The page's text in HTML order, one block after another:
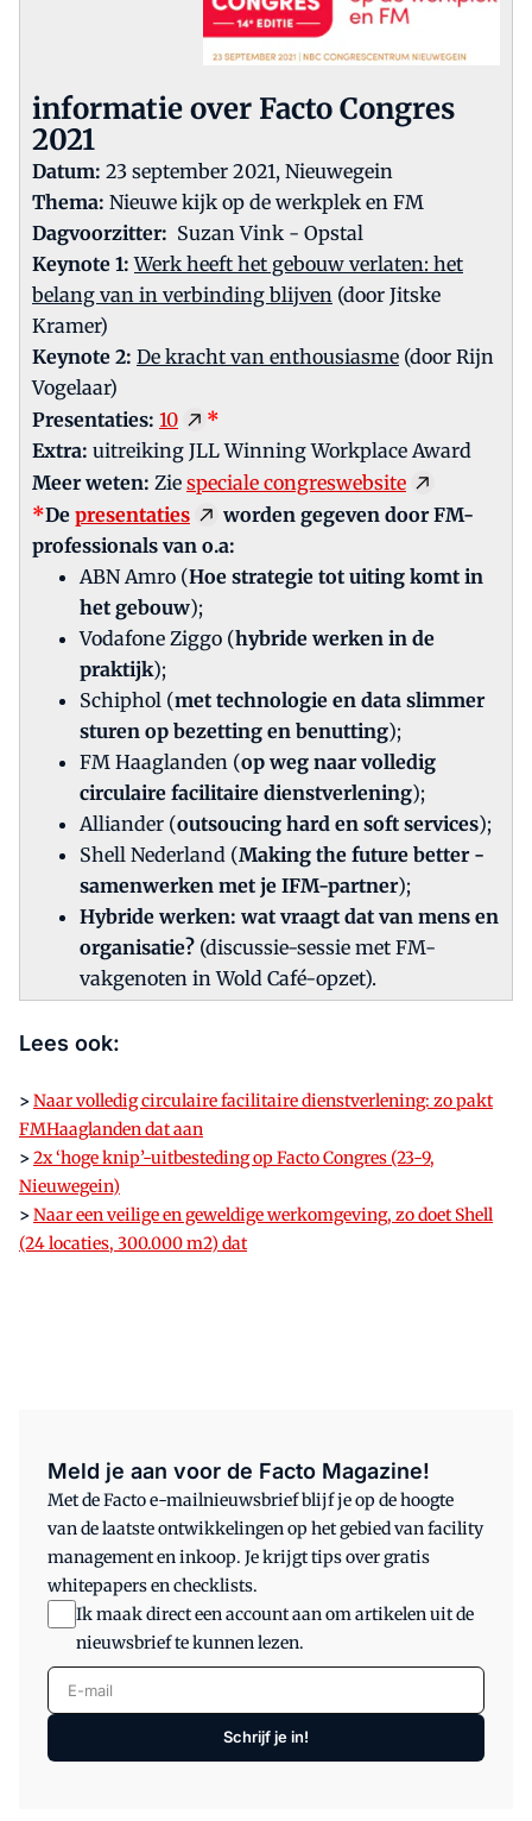
informatie over Facto Congres
2021
Datum: 23 september 2021, Nieuwegein
Thema: Nieuwe kijk op de werkplek en FM
Dagvoorzitter: Suzan Vink - Opstal
Keynote 1: Werk heeft het gebouw verlaten: het
belang van in verbinding blijven (door Jitske
Kramer)
Keynote 2: De kracht van enthousiasme (door Rijn
Vogelaar)
Presentaties: 10
*
Extra: uitreiking JLL Winning Workplace Award
Meer weten: Zie speciale congreswebsite
*De presentaties
worden gegeven door FM-
professionals van o.a:
ABN Amro (Hoe strategie tot uiting komt in
het gebouw);
Vodafone Ziggo (hybride werken in de
praktijk);
Schiphol (met technologie en data slimmer
sturen op bezetting en benutting);
FM Haaglanden (op weg naar volledig
circulaire facilitaire dienstverlening);
Alliander (outsoucing hard en soft services);
Shell Nederland (Making the future better -
samenwerken met je IFM-partner);
Hybride werken: wat vraagt dat van mens en
organisatie? (discussie-sessie met FM-
vakgenoten in Wold Café-opzet).
Lees ook:
>Naar volledig circulaire facilitaire dienstverlening: zo pakt
FMHaaglanden dat aan
>2x ‘hoge knip’-uitbesteding op Facto Congres (23-9,
Nieuwegein)
>Naar een veilige en geweldige werkomgeving, zo doet Shell
(24 locaties, 300.000 m2) dat
Meld je aan voor de Facto Magazine!
Met de Facto e-mailnieuwsbrief blijf je op de hoogte
van de laatste ontwikkelingen op het gebied van facility
management en inkoop. Je krijgt tips over gratis
whitepapers en checklists.
Ik maak direct een account aan om artikelen uit de
nieuwsbrief te kunnen lezen.
E-mail
Schrijf je in!